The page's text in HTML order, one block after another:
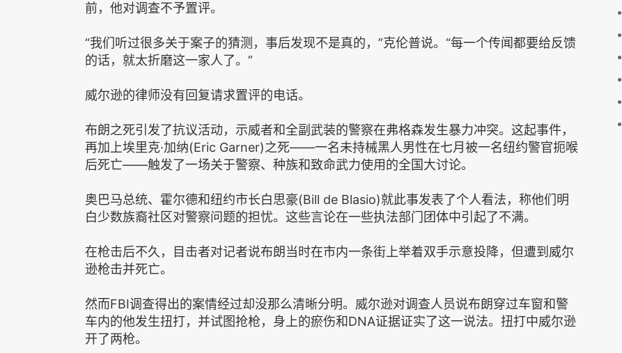
前，他对调查不予置评。
“我们听过很多关于案子的猜测，事后发现不是真的，”克伦普说。“每一个传闻都要给反馈
的话，就太折磨这一家人了。”
威尔逊的律师没有回复请求置评的电话。
布朗之死引发了抗议活动，示威者和全副武装的警察在弗格森发生暴力冲突。这起事件，
再加上埃里克·加纳(Eric Garner)之死——一名未持械黑人男性在七月被一名纽约警官扼喉
后死亡——触发了一场关于警察、种族和致命武力使用的全国大讨论。
奥巴马总统、霍尔德和纽约市长白思豪(Bill de Blasio)就此事发表了个人看法，称他们明
白少数族裔社区对警察问题的担忧。这些言论在一些执法部门团体中引起了不满。
在枪击后不久，目击者对记者说布朗当时在市内一条街上举着双手示意投降，但遭到威尔
逊枪击并死亡。
然而FBI调查得出的案情经过却没那么清晰分明。威尔逊对调查人员说布朗穿过车窗和警
车内的他发生扭打，并试图抢枪，身上的瘀伤和DNA证据证实了这一说法。扭打中威尔逊
开了两枪。